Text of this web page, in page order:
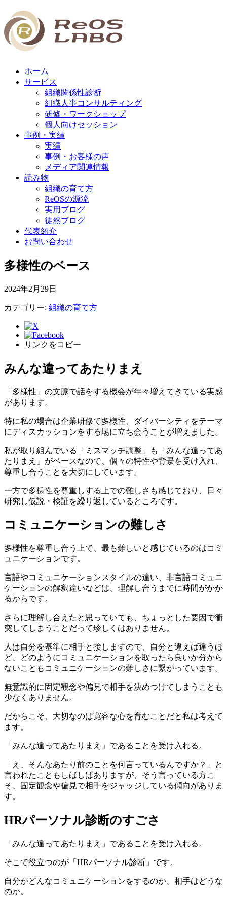
ホーム
サービス
組織関係性診断
組織人事コンサルティング
研修・ワークショップ
個人向けセッション
事例・実績
実績
事例・お客様の声
メディア関連情報
読み物
組織の育て方
ReOSの源流
実用ブログ
徒然ブログ
代表紹介
お問い合わせ
多様性のベース
2024年2月29日
カテゴリー: 組織の育て方
リンクをコピー
みんな違ってあたりまえ
「多様性」の文脈で話をする機会が年々増えてきている実感
があります。
特に私の場合は企業研修で多様性、ダイバーシティをテーマ
にディスカッションをする場に立ち会うことが増えました。
私が取り組んでいる「ミスマッチ調整」も「みんな違ってあ
たりまえ」がベースなので、個々の特性や背景を受け入れ、
尊重し合うことを大切にしています。
一方で多様性を尊重しする上での難しさも感じており、日々
研究し仮説・検証を繰り返しているところです。
コミュニケーションの難しさ
多様性を尊重し合う上で、最も難しいと感じているのはコミ
ュニケーションです。
言語やコミュニケーションスタイルの違い、非言語コミュニ
ケーションの解釈違いなどは、理解し合うまでに時間がかか
るからです。
さらに理解し合えたと思っていても、ちょっとした要因で衝
突してしまうことだって珍しくはありません。
人は自分を基準に相手と接しますので、自分と違えば違うほ
ど、どのようにコミュニケーションを取ったら良いか分から
ないこともコミュニケーションの難しさに繋がっています。
無意識的に固定観念や偏見で相手を決めつけてしまうことも
少なくありません。
だからこそ、大切なのは寛容な心を育むことだと私は考えて
ます。
「みんな違ってあたりまえ」であることを受け入れる。
「え、そんなあたり前のことを何言っているんですか？」と
言われたこともしばしばありますが、そう言っている方こ
そ、固定観念や偏見で相手をジャッジしている傾向がありま
す。
HRパーソナル診断のすごさ
「みんな違ってあたりまえ」であることを受け入れる。
そこで役立つのが「HRパーソナル診断」です。
自分がどんなコミュニケーションをするのか、相手はどうな
のか。